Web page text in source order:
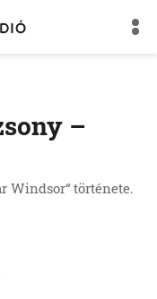
–
Windsor“ története.